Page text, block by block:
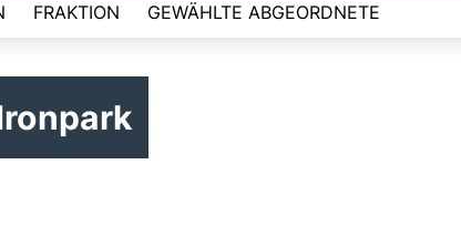
FRAKTION GEWÄHLTE ABGEORDNETE